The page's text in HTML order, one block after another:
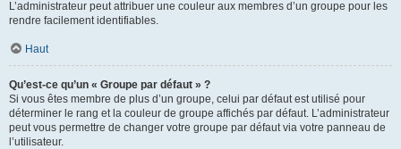
L’administrateur peut attribuer une couleur aux membres d’un groupe pour les
rendre facilement identifiables.
Haut
Qu’est-ce qu’un « Groupe par défaut » ?
Si vous êtes membre de plus d’un groupe, celui par défaut est utilisé pour
déterminer le rang et la couleur de groupe affichés par défaut. L’administrateur
peut vous permettre de changer votre groupe par défaut via votre panneau de
l’utilisateur.